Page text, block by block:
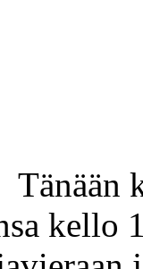
Tänään
kello